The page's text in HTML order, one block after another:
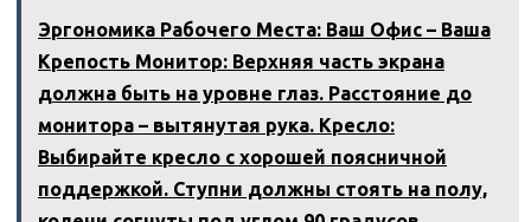
Эргономика Рабочего Места: Ваш Офис – Ваша
Крепость Монитор: Верхняя часть экрана
должна быть на уровне глаз. Расстояние до
монитора – вытянутая рука. Кресло:
Выбирайте кресло с хорошей поясничной
поддержкой. Ступни должны стоять на полу,